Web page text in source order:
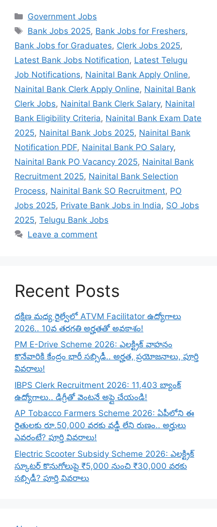
Categories
Government Jobs
Tags
Bank Jobs 2025, Bank Jobs for Freshers,
Bank Jobs for Graduates, Clerk Jobs 2025,
Latest Bank Jobs Notification, Latest Telugu
Job Notifications, Nainital Bank Apply Online,
Nainital Bank Clerk Apply Online, Nainital Bank
Clerk Jobs, Nainital Bank Clerk Salary, Nainital
Bank Eligibility Criteria, Nainital Bank Exam Date
2025, Nainital Bank Jobs 2025, Nainital Bank
Notification PDF, Nainital Bank PO Salary,
Nainital Bank PO Vacancy 2025, Nainital Bank
Recruitment 2025, Nainital Bank Selection
Process, Nainital Bank SO Recruitment, PO
Jobs 2025, Private Bank Jobs in India, SO Jobs
2025, Telugu Bank Jobs
Leave a comment
Recent Posts
దక్షిణ మధ్య రైల్వేలో ATVM Facilitator ఉద్యోగాలు
2026.. 10వ తరగతి అర్హతతో అవకాశం!
PM E-Drive Scheme 2026: ఎలక్ట్రిక్ వాహనం
కొనేవారికి కేంద్రం భారీ సబ్సిడీ.. అర్హత, ప్రయోజనాలు, పూర్తి
వివరాలు!
IBPS Clerk Recruitment 2026: 11,403 బ్యాంక్
ఉద్యోగాలు.. డిగ్రీతో వెంటనే అప్లై చేయండి!
AP Tobacco Farmers Scheme 2026: ఏపీలోని ఈ
రైతులకు రూ.50,000 వరకు వడ్డీ లేని రుణం.. అర్హులు
ఎవరంటే? పూర్తి వివరాలు!
Electric Scooter Subsidy Scheme 2026: ఎలక్ట్రిక్
స్కూటర్ కొనుగోలుపై ₹5,000 నుంచి ₹30,000 వరకు
సబ్సిడీ? పూర్తి వివరాలు